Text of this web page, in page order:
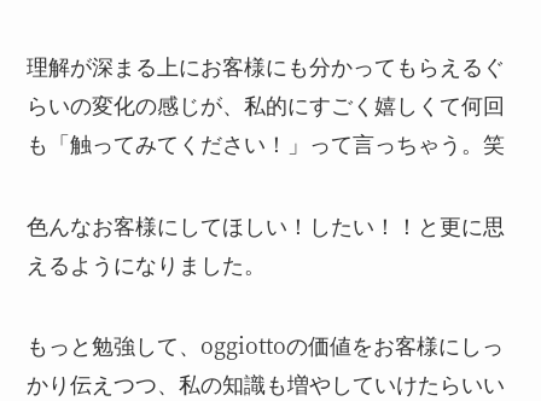
理解が深まる上にお客様にも分かってもらえるぐ
らいの変化の感じが、私的にすごく嬉しくて何回
も「触ってみてください！」って言っちゃう。笑
色んなお客様にしてほしい！したい！！と更に思
えるようになりました。
もっと勉強して、oggiottoの価値をお客様にしっ
かり伝えつつ、私の知識も増やしていけたらいい